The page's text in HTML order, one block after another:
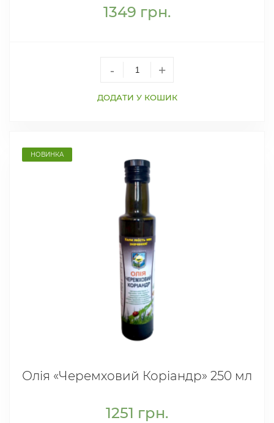
1349 грн.
- +
ДОДАТИ У КОШИК
НОВИНКА
Олія «Черемховий Коріандр» 250 мл
1251 грн.